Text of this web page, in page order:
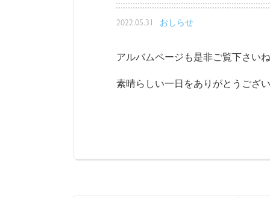
2022.05.31 おしらせ
アルバムページも是非ご覧下さい
素晴らしい一日をありがとうござ